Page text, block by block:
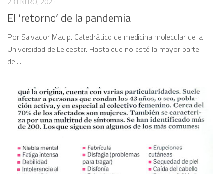
El ‘retorno’ de la pandemia
Por Salvador Macip. Catedrático de medicina molecular de la
Universidad de Leicester. Hasta que no esté la mayor parte
del...